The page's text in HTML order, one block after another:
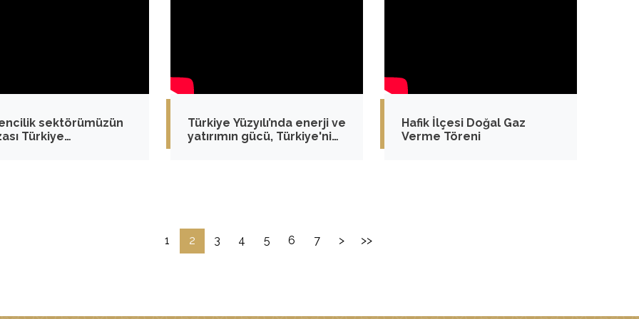
sektörümüzün
Türkiye
Türkiye Yüzyılı’nda enerji ve
yatırımın gücü, Türkiye'nin
Hafik İlçesi Doğal Gaz
Verme Töreni
1 2 3 4 5 6 7 > >>